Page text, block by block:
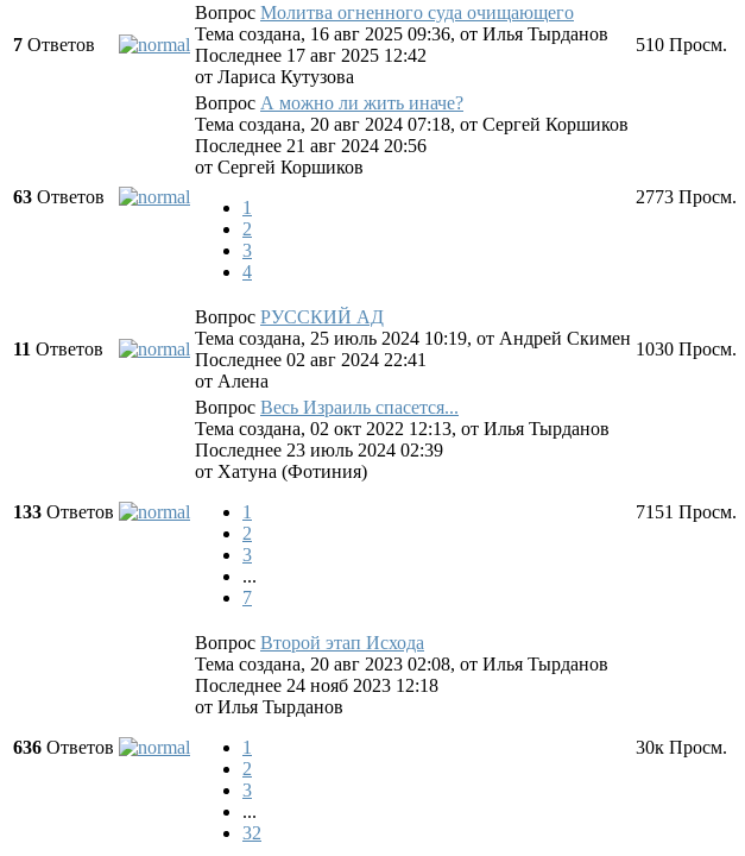
7 Ответов
Вопрос Молитва огненного суда очищающего
Тема создана, 16 авг 2025 09:36, от Илья Тырданов
Последнее 17 авг 2025 12:42
от Лариса Кутузова
510 Просм.
63 Ответов
Вопрос А можно ли жить иначе?
Тема создана, 20 авг 2024 07:18, от Сергей Коршиков
Последнее 21 авг 2024 20:56
от Сергей Коршиков
1
2
3
4
2773 Просм.
11 Ответов
Вопрос РУССКИЙ АД
Тема создана, 25 июль 2024 10:19, от Андрей Скимен
Последнее 02 авг 2024 22:41
от Алена
1030 Просм.
133 Ответов
Вопрос Весь Израиль спасется...
Тема создана, 02 окт 2022 12:13, от Илья Тырданов
Последнее 23 июль 2024 02:39
от Хатуна (Фотиния)
1
2
3
...
7
7151 Просм.
636 Ответов
Вопрос Второй этап Исхода
Тема создана, 20 авг 2023 02:08, от Илья Тырданов
Последнее 24 нояб 2023 12:18
от Илья Тырданов
1
2
3
...
32
30к Просм.